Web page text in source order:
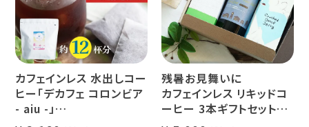
カフェインレス 水出しコー
ヒー「デカフェ コロンビア
- aiu -」
24g×6個（約12杯分）
残暑お見舞いに
カフェインレス リキッドコ
ーヒー 3本ギフトセット
クラッシュド デカフェ ゼリ